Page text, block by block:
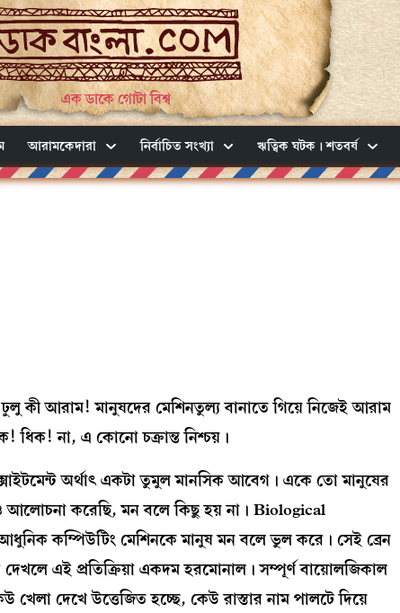
এক ডাকে গোটা বিশ্ব
আরামকেদারা নির্বাচিত সংখ্যা ঋত্বিক ঘটক। শতবর্ষ
কী আরাম! মানুষদের মেশিনতুল্য বানাতে গিয়ে নিজেই আরাম
ধিক! না, এ কোনো চক্রান্ত নিশ্চয়।
অর্থাৎ একটা তুমুল মানসিক আবেগ। একে তো মানুষের
করেছি, মন বলে কিছু হয় না। Biological
কম্পিউটিং মেশিনকে মানুষ মন বলে ভুল করে। সেই ব্রেন
এই প্রতিক্রিয়া একদম হরমোনাল। সম্পূর্ণ বায়োলজিকাল
খেলা দেখে উত্তেজিত হচ্ছে, কেউ রাস্তার নাম পালটে দিয়ে